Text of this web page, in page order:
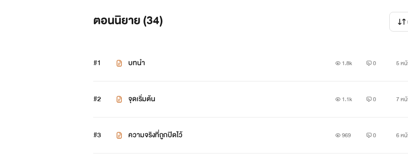
ตอนนิยาย (34)
#1 บทนำ 1.8k 0 5 ห
#2 จุดเริ่มต้น 1.1k 0 7 ห
#3 ความจริงที่ถูกปิดไว้ 969 0 6 ห